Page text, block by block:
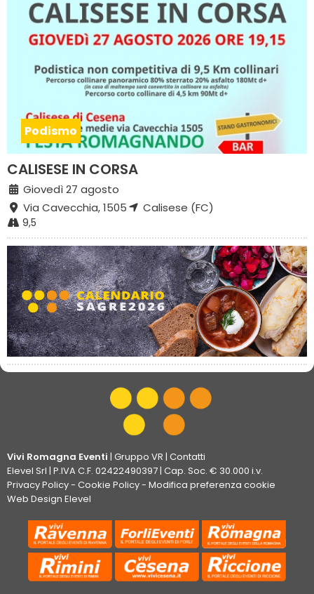
Podismo
CALISESE IN CORSA
Giovedì 27 agosto
Via Cavecchia, 1505
Calisese (FC)
9,5
Vivi Romagna Eventi | Gruppo VR | Contatti
Elevel Srl | P.IVA C.F. 02422490397 | Cap. Soc. € 30.000 i.v.
Privacy Policy- Cookie Policy- Modifica preferenza cookie
Web Design Elevel